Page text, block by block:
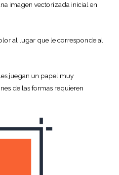
imagen vectorizada inicial en
al lugar que le corresponde al
juegan un papel muy
de las formas requieren